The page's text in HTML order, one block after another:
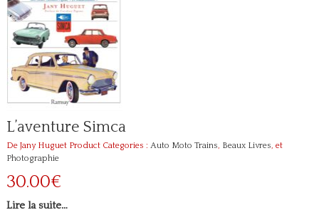
L’aventure Simca
De Jany HuguetProduct Categories : Auto Moto Trains, Beaux Livres, et
Photographie
30.00€
Lire la suite…